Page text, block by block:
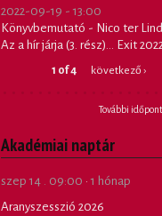
2022-09-19 - 13:00
Könyvbemutató - Nico ter
Az a hír járja (3. rész)... Exit 2022.
1 of 4 következő ›
További
Akadémiai naptár
szep 14 . 09:00 · 1 hónap
Aranyszesszió 2026